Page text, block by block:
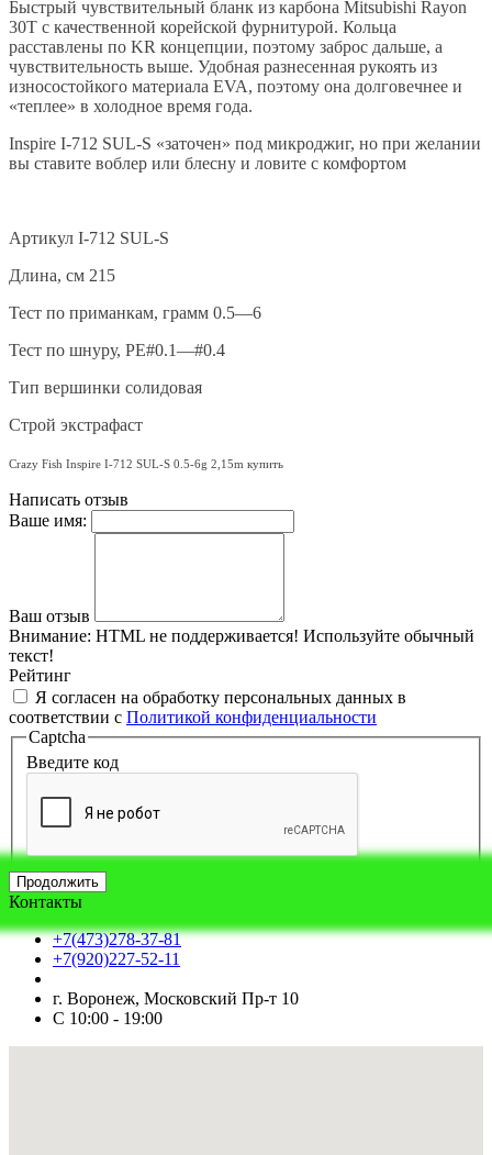
Быстрый чувствительный бланк из карбона Mitsubishi Rayon
30Т с качественной корейской фурнитурой. Кольца
расставлены по KR концепции, поэтому заброс дальше, а
чувствительность выше. Удобная разнесенная рукоять из
износостойкого материала EVA, поэтому она долговечнее и
«теплее» в холодное время года.
Inspire I-712 SUL-S «заточен» под микроджиг, но при желании
вы ставите воблер или блесну и ловите с комфортом
Артикул I-712 SUL-S
Длина, см 215
Тест по приманкам, грамм 0.5—6
Тест по шнуру, РЕ#0.1—#0.4
Тип вершинки солидовая
Строй экстрафаст
Crazy Fish Inspire I-712 SUL-S 0.5-6g 2,15m купить
Написать отзыв
Ваше имя:
Ваш отзыв
Внимание: HTML не поддерживается! Используйте обычный
текст!
Рейтинг
Я согласен на обработку персональных данных в
соответствии с Политикой конфиденциальности
Captcha
Введите код
Продолжить
Контакты
+7(473)278-37-81
+7(920)227-52-11
г. Воронеж, Московский Пр-т 10
С 10:00 - 19:00